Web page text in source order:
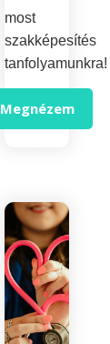
most
szakképesítés
tanfolyamunkra!
Megnézem